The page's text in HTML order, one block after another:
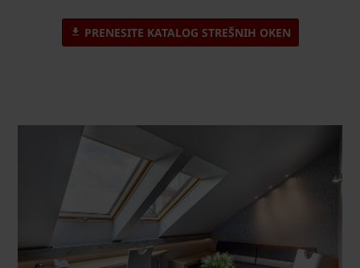
PRENESITE KATALOG STREŠNIH OKEN